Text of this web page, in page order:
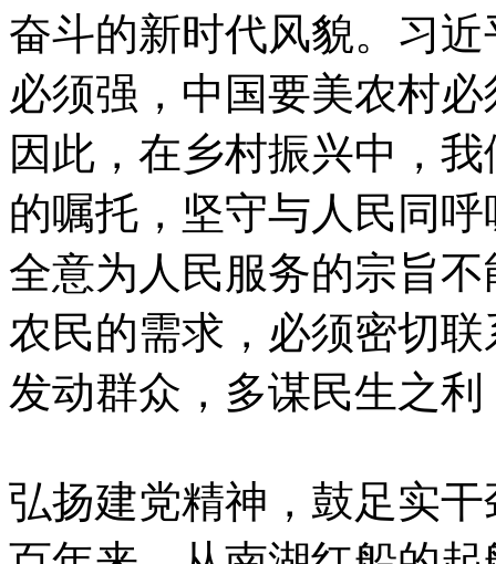
奋斗的新时代风貌。习
必须强，中国要美农村
因此，在乡村振兴中，
的嘱托，坚守与人民同
全意为人民服务的宗旨
农民的需求，必须密切
发动群众，多谋民生之
弘扬建党精神，鼓足实